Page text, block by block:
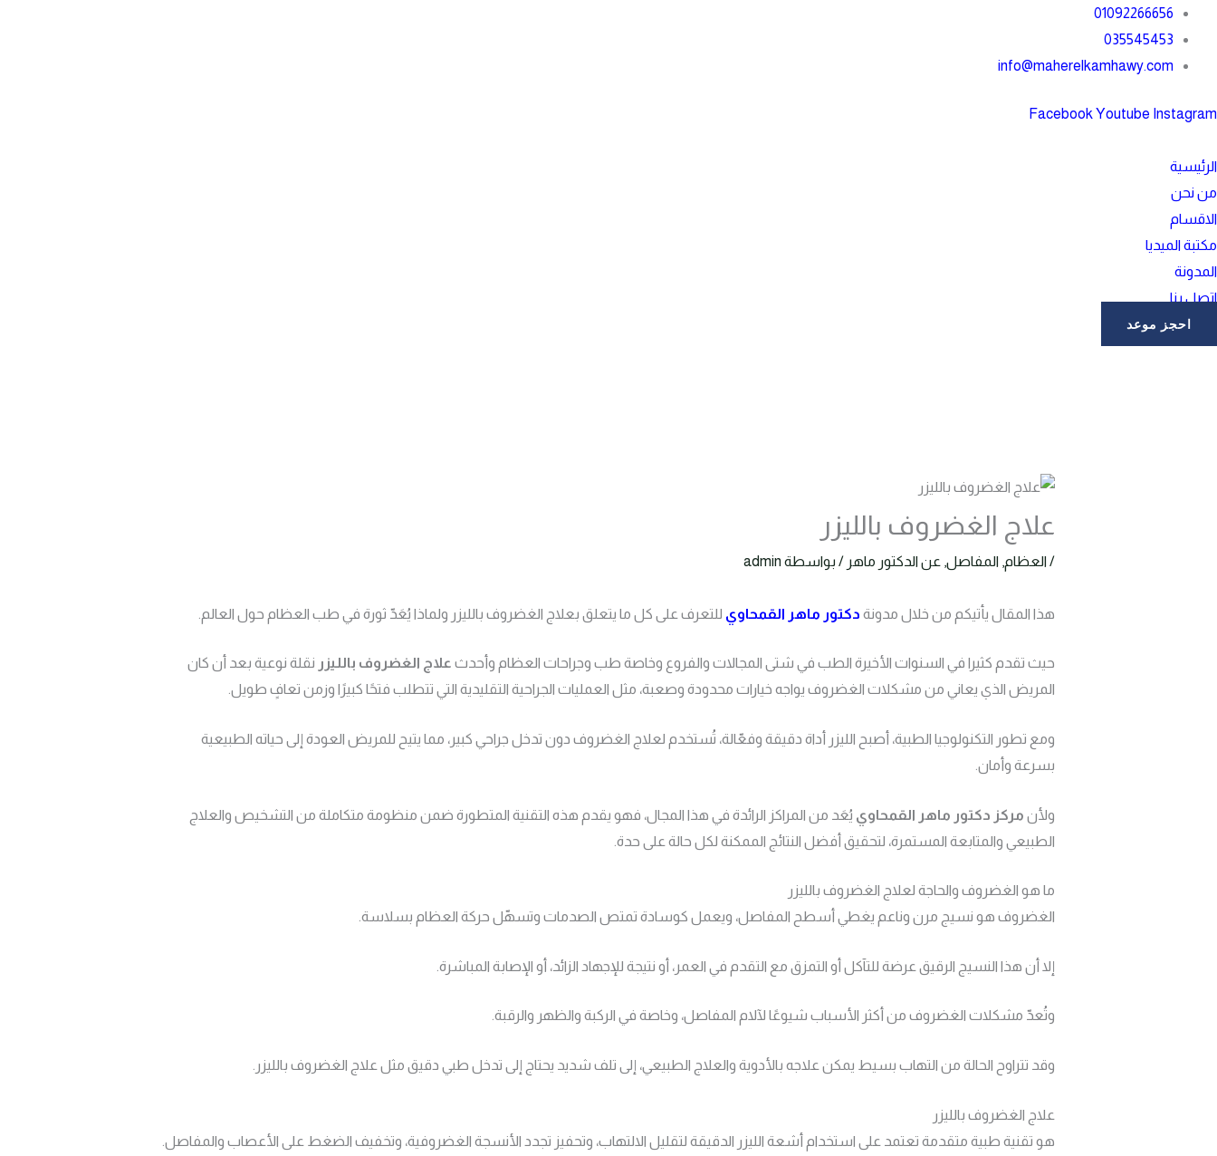
تخطي
المحتوى
01092266656
035545453
info@maherelkamhawy.com
Facebook Youtube Instagram
الرئيسية
من نحن
الاقسام
مكتبة الميديا
المدونة
اتصل بنا
احجز موعد
علاج الغضروف بالليزر
/ العظام, المفاصل, عن الدكتور ماهر / بواسطة admin
هذا المقال يأتيكم من خلال مدونة دكتور ماهر القمحاوي للتعرف على كل ما يتعلق بعلاج الغضروف بالليزر ولماذا يُعَدّ ثورة في طب العظام حول العالم.
حيث تقدم كثيرا في السنوات الأخيرة الطب في شتى المجالات والفروع وخاصة طب وجراحات العظام وأحدث علاج الغضروف بالليزر نقلة نوعية بعد أن كان
المريض الذي يعاني من مشكلات الغضروف يواجه خيارات محدودة وصعبة، مثل العمليات الجراحية التقليدية التي تتطلب فتحًا كبيرًا وزمن تعافٍ طويل.
ومع تطور التكنولوجيا الطبية، أصبح الليزر أداة دقيقة وفعّالة، تُستخدم لعلاج الغضروف دون تدخل جراحي كبير، مما يتيح للمريض العودة إلى حياته الطبيعية
بسرعة وأمان.
ولأن مركز دكتور ماهر القمحاوي يُعَد من المراكز الرائدة في هذا المجال، فهو يقدم هذه التقنية المتطورة ضمن منظومة متكاملة من التشخيص والعلاج
الطبيعي والمتابعة المستمرة، لتحقيق أفضل النتائج الممكنة لكل حالة على حدة.
ما هو الغضروف والحاجة لعلاج الغضروف بالليزر
الغضروف هو نسيج مرن وناعم يغطي أسطح المفاصل، ويعمل كوسادة تمتص الصدمات وتسهّل حركة العظام بسلاسة.
إلا أن هذا النسيج الرقيق عرضة للتآكل أو التمزق مع التقدم في العمر، أو نتيجة للإجهاد الزائد، أو الإصابة المباشرة.
وتُعدّ مشكلات الغضروف من أكثر الأسباب شيوعًا لآلام المفاصل، وخاصة في الركبة والظهر والرقبة.
وقد تتراوح الحالة من التهاب بسيط يمكن علاجه بالأدوية والعلاج الطبيعي، إلى تلف شديد يحتاج إلى تدخل طبي دقيق مثل علاج الغضروف بالليزر.
علاج الغضروف بالليزر
هو تقنية طبية متقدمة تعتمد على استخدام أشعة الليزر الدقيقة لتقليل الالتهاب، وتحفيز تجدد الأنسجة الغضروفية، وتخفيف الضغط على الأعصاب والمفاصل.